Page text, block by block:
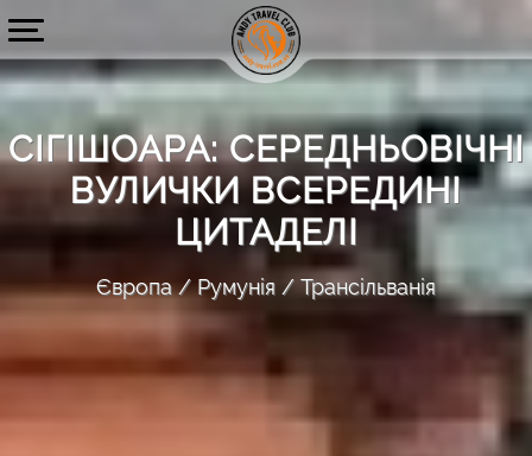
СІГІШОАРА: СЕРЕДНЬОВІЧНІ
ВУЛИЧКИ ВСЕРЕДИНІ
ЦИТАДЕЛІ
Європа Румунія Трансільванія